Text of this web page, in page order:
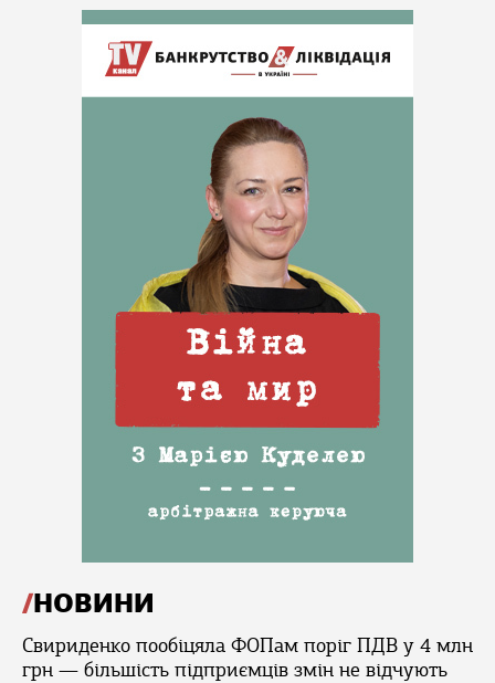
НОВИНИ
Свириденко пообіцяла ФОПам поріг ПДВ у 4 млн
грн — більшість підприємців змін не відчують